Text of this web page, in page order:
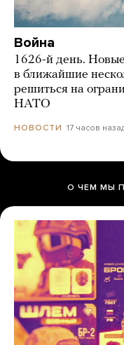
Война
1626-й день.
в ближайшие
решиться на
НАТО
НОВОСТИ 17 часов
О ЧЕМ МЫ